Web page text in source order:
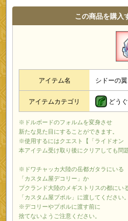
この商品を購入
アイテム名 シドーの
アイテムカテゴリ どうぐ
※ドルボードのフォルムを変身させ
新たな見た目にすることができます。
※使用するにはクエスト【「ライドオン
本アイテム受け取り後にクリアしても問
※ドワチャッカ大陸の岳都ガタラにいる
「カスタム屋デコリー」か
プクランド大陸のメギストリスの都にい
「カスタム屋プポル」に渡してください。
※デコリーやプポルに渡す前に
捨てないようご注意ください。